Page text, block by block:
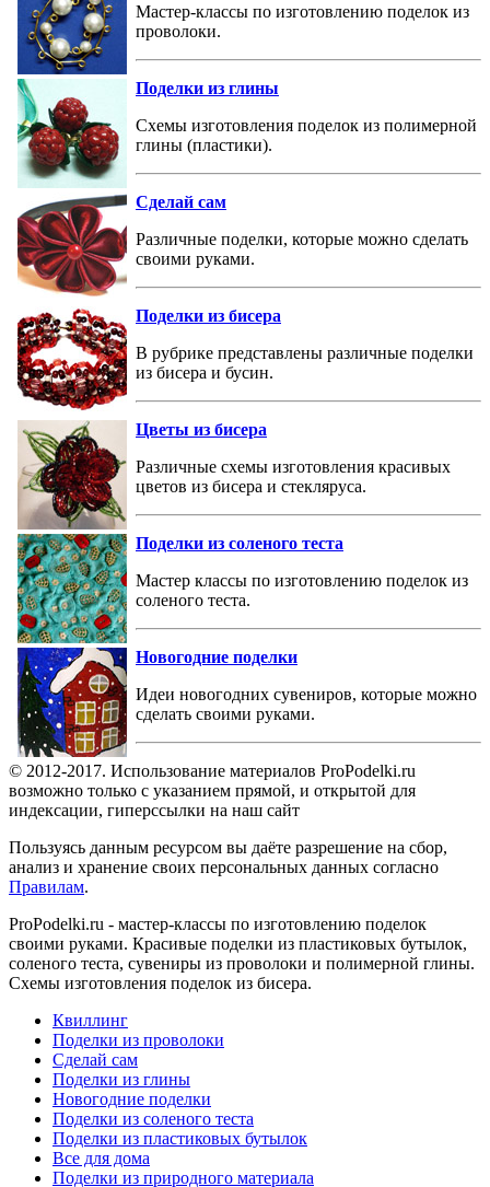
Мастер-классы по изготовлению поделок из
проволоки.
Поделки из глины
Схемы изготовления поделок из полимерной
глины (пластики).
Сделай сам
Различные поделки, которые можно сделать
своими руками.
Поделки из бисера
В рубрике представлены различные поделки
из бисера и бусин.
Цветы из бисера
Различные схемы изготовления красивых
цветов из бисера и стекляруса.
Поделки из соленого теста
Мастер классы по изготовлению поделок из
соленого теста.
Новогодние поделки
Идеи новогодних сувениров, которые можно
сделать своими руками.
© 2012-2017. Использование материалов ProPodelki.ru
возможно только с указанием прямой, и открытой для
индексации, гиперссылки на наш сайт
Пользуясь данным ресурсом вы даёте разрешение на сбор,
анализ и хранение своих персональных данных согласно
Правилам.
ProPodelki.ru - мастер-классы по изготовлению поделок
своими руками. Красивые поделки из пластиковых бутылок,
соленого теста, сувениры из проволоки и полимерной глины.
Схемы изготовления поделок из бисера.
Квиллинг
Поделки из проволоки
Сделай сам
Поделки из глины
Новогодние поделки
Поделки из соленого теста
Поделки из пластиковых бутылок
Все для дома
Поделки из природного материала